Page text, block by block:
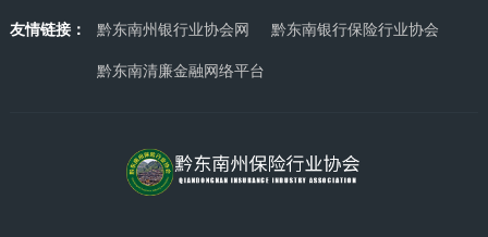
友情链接： 黔东南州银行业协会网
黔东南银行保险行业协会
黔东南清廉金融网络平台